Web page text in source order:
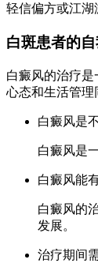
轻信偏方或江湖
白斑患者的
白癜风的治疗
心态和生活管理
白癜风是
白癜风是
白癜风能
白癜风的
发展。
治疗期间